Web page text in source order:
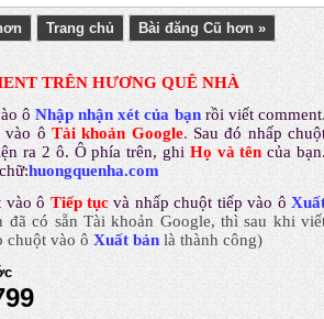
Trang chủ Bài đăng Cũ hơn »
TRÊN HƯƠNG QUÊ NHÀ
ô Nhập nhận xét của bạn rồi viết comment
vào ô Tài khoản Google. Sau đó nhấp
ra 2 ô. Ô phía trên, ghi Họ và tên của
huongquenha.com
vào ô Tiếp tục và nhấp chuột tiếp vào ô
đã có sẵn Tài khoản Google, thì sau khi
chuột vào ô Xuất bản là thành công)